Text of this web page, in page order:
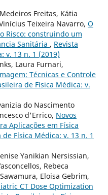
Freitas, Kátia
Teixeira Navarro, O
Risco: construindo um
Sanitária , Revista
v. 13 n. 1 (2019)
Laura Furnari,
Técnicas e Controle
de Física Médica: v.
do Nascimento
d'Errico, Novos
Aplicações em Física
Física Médica: v. 13 n. 1
Yanikian Nersissian,
Rebeca
Eloisa Gebrim,
CT Dose Optimization